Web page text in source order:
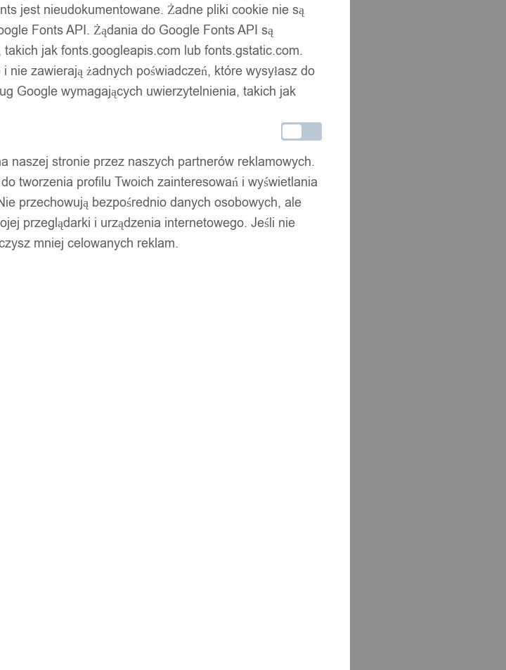
jest nieudokumentowane. Żadne pliki cookie nie są
Fonts API. Żądania do Google Fonts API są
jak fonts.googleapis.com lub fonts.gstatic.com.
nie zawierają żadnych poświadczeń, które wysyłasz do
Google wymagających uwierzytelnienia, takich jak
naszej stronie przez naszych partnerów reklamowych.
tworzenia profilu Twoich zainteresowań i wyświetlania
przechowują bezpośrednio danych osobowych, ale
przeglądarki i urządzenia internetowego. Jeśli nie
mniej celowanych reklam.